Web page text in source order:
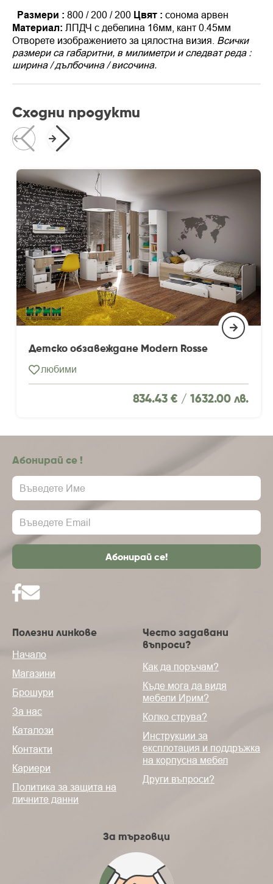
Размери : 800 / 200 / 200 Цвят : сонома арвен
Материал: ЛПДЧ с дебелина 16мм, кант 0.45мм
Отворете изображението за цялостна визия. Всички
размери са габаритни, в милиметри и следват реда :
ширина / дълбочина / височина.
Сходни продукти
Детско обзавеждане Modern Rosse
любими
834.43 € / 1632.00 лв.
Абонирай се !
Полезни линкове
Начало
Магазини
Брошури
За нас
Каталози
Контакти
Кариери
Политика за защита на
личните данни
Често задавани
въпроси?
Как да поръчам?
Къде мога да видя
мебели Ирим?
Колко струва?
Инструкции за
експлотация и поддръжка
на корпусна мебел
Други въпроси?
За търговци